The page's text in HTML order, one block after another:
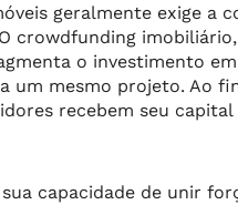
geralmente exige a
crowdfunding
o investimento
um mesmo projeto. Ao
recebem seu
capacidade de unir